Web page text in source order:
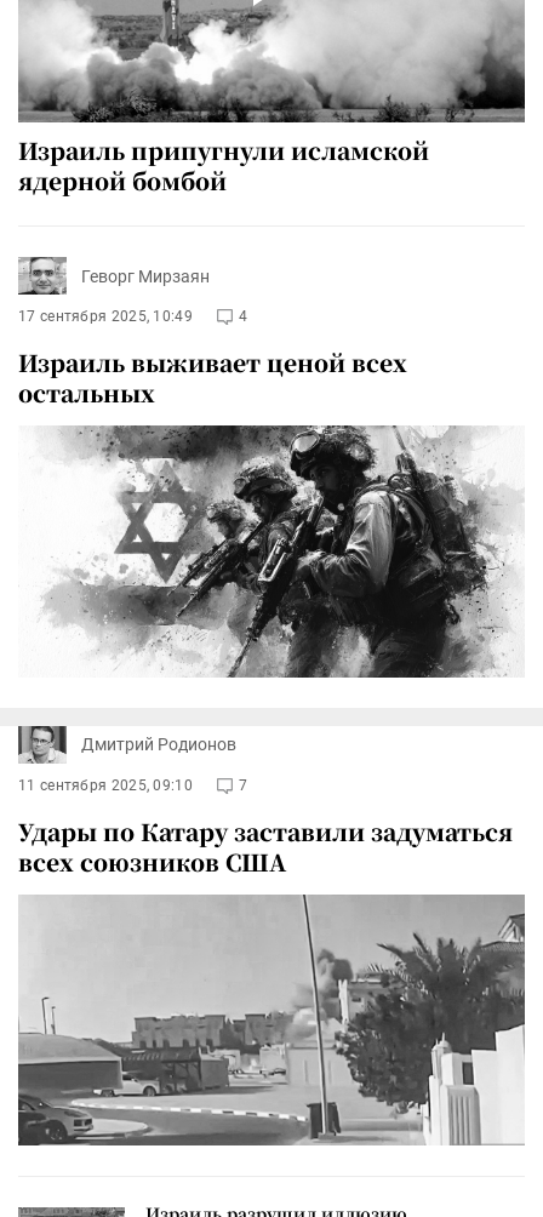
Израиль припугнули исламской
ядерной бомбой
Геворг Мирзаян
17 сентября 2025, 10:49 4
Израиль выживает ценой всех
остальных
Дмитрий Родионов
11 сентября 2025, 09:10 7
Удары по Катару заставили задуматься
всех союзников США